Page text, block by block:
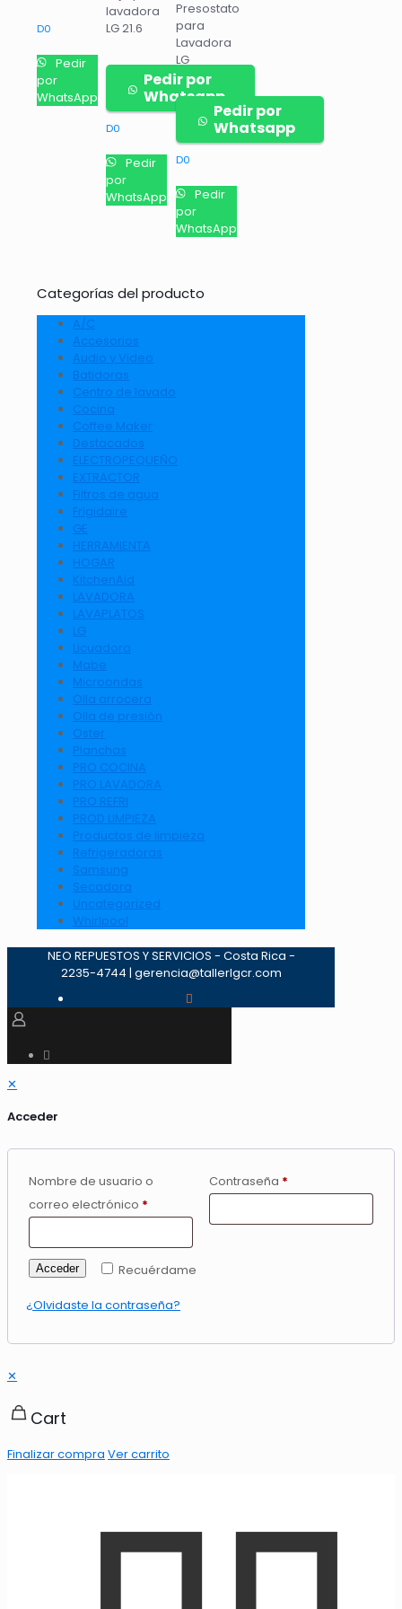
D0
Pedir
por
WhatsApp
lavadora
LG 21.6
Pedir por
Whatsapp
D0
Pedir
por
WhatsApp
Presostato
para
Lavadora
LG
Pedir por
Whatsapp
D0
Pedir
por
WhatsApp
Categorías del producto
A/C
Accesorios
Audio y Video
Batidoras
Centro de lavado
Cocina
Coffee Maker
Destacados
ELECTROPEQUEÑO
EXTRACTOR
Filtros de agua
Frigidaire
GE
HERRAMIENTA
HOGAR
KitchenAid
LAVADORA
LAVAPLATOS
LG
Licuadora
Mabe
Microondas
Olla arrocera
Olla de presión
Oster
Planchas
PRO COCINA
PRO LAVADORA
PRO REFRI
PROD LIMPIEZA
Productos de limpieza
Refrigeradoras
Samsung
Secadora
Uncategorized
Whirlpool
NEO REPUESTOS Y SERVICIOS - Costa Rica -
2235-4744 | gerencia@tallerlgcr.com
✕
Acceder
Nombre de usuario o
correo electrónico *
Contraseña *
Recuérdame
Acceder
¿Olvidaste la contraseña?
✕
Cart
Finalizar compra Ver carrito